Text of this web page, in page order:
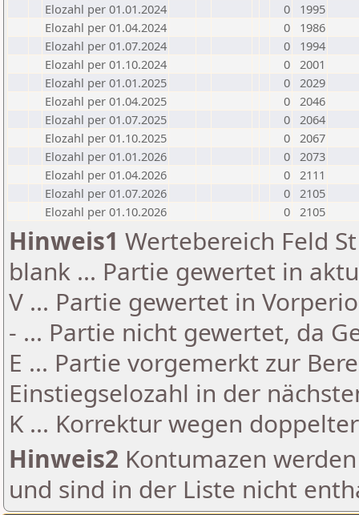
Elozahl per 01.01.2024
0
1995
Elozahl per 01.04.2024
0
1986
Elozahl per 01.07.2024
0
1994
Elozahl per 01.10.2024
0 2001
Elozahl per 01.01.2025
0 2029
Elozahl per 01.04.2025
0 2046
Elozahl per 01.07.2025
0 2064
Elozahl per 01.10.2025
0 2067
Elozahl per 01.01.2026
0 2073
Elozahl per 01.04.2026
0 2111
Elozahl per 01.07.2026
0 2105
Elozahl per 01.10.2026
0 2105
Hinweis1 Wertebereich Feld
blank ... Partie gewertet in
V ... Partie gewertet in
- ... Partie nicht gewertet, da
E ... Partie vorgemerkt zur
Einstiegselozahl in der
K ... Korrektur wegen
Hinweis2 Kontumazen
und sind in der Liste nicht